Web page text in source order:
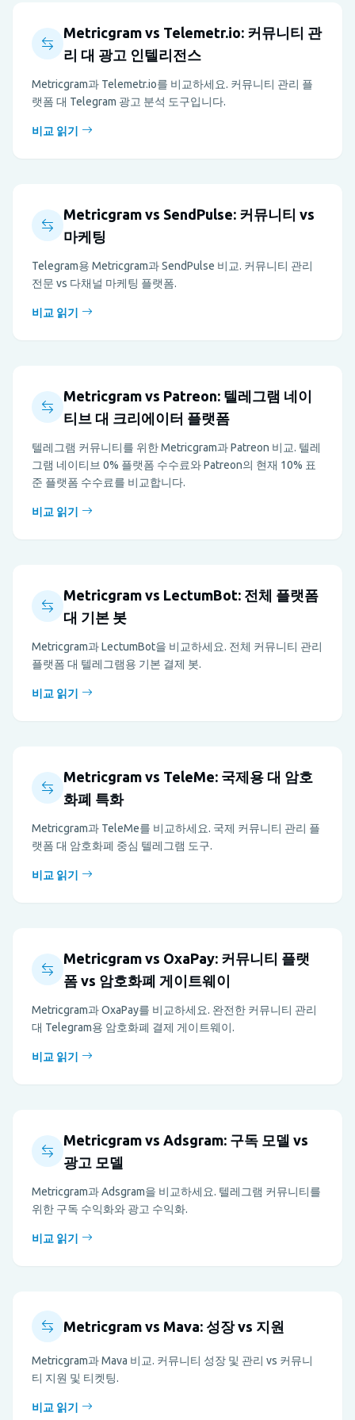
Metricgram vs Telemetr.io: 커뮤니티 관
리 대 광고 인텔리전스
Metricgram과 Telemetr.io를 비교하세요. 커뮤니티 관리 플
랫폼 대 Telegram 광고 분석 도구입니다.
비교 읽기
Metricgram vs SendPulse: 커뮤니티 vs
마케팅
Telegram용 Metricgram과 SendPulse 비교. 커뮤니티 관리
전문 vs 다채널 마케팅 플랫폼.
비교 읽기
Metricgram vs Patreon: 텔레그램 네이
티브 대 크리에이터 플랫폼
텔레그램 커뮤니티를 위한 Metricgram과 Patreon 비교. 텔레
그램 네이티브 0% 플랫폼 수수료와 Patreon의 현재 10% 표
준 플랫폼 수수료를 비교합니다.
비교 읽기
Metricgram vs LectumBot: 전체 플랫폼
대 기본 봇
Metricgram과 LectumBot을 비교하세요. 전체 커뮤니티 관리
플랫폼 대 텔레그램용 기본 결제 봇.
비교 읽기
Metricgram vs TeleMe: 국제용 대 암호
화폐 특화
Metricgram과 TeleMe를 비교하세요. 국제 커뮤니티 관리 플
랫폼 대 암호화폐 중심 텔레그램 도구.
비교 읽기
Metricgram vs OxaPay: 커뮤니티 플랫
폼 vs 암호화폐 게이트웨이
Metricgram과 OxaPay를 비교하세요. 완전한 커뮤니티 관리
대 Telegram용 암호화폐 결제 게이트웨이.
비교 읽기
Metricgram vs Adsgram: 구독 모델 vs
광고 모델
Metricgram과 Adsgram을 비교하세요. 텔레그램 커뮤니티를
위한 구독 수익화와 광고 수익화.
비교 읽기
Metricgram vs Mava: 성장 vs 지원
Metricgram과 Mava 비교. 커뮤니티 성장 및 관리 vs 커뮤니
티 지원 및 티켓팅.
비교 읽기